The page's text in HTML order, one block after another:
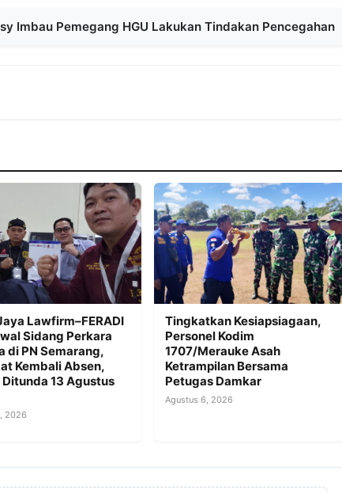
Imbau Pemegang HGU Lakukan Tindakan Pencegahan
Lawfirm–FERADI
Sidang Perkara
di PN Semarang,
Kembali Absen,
13 Agustus
2026
Tingkatkan Kesiapsiagaan,
Personel Kodim
1707/Merauke Asah
Ketrampilan Bersama
Petugas Damkar
Agustus 6, 2026